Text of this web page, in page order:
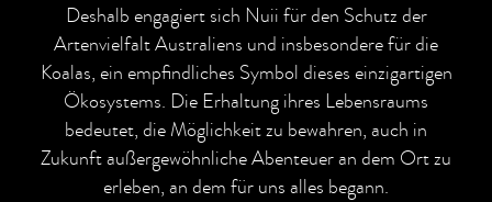
Deshalb engagiert sich Nuii für den Schutz der
Artenvielfalt Australiens und insbesondere für die
Koalas, ein empfindliches Symbol dieses einzigartigen
Ökosystems. Die Erhaltung ihres Lebensraums
bedeutet, die Möglichkeit zu bewahren, auch in
Zukunft außergewöhnliche Abenteuer an dem Ort zu
erleben, an dem für uns alles begann.